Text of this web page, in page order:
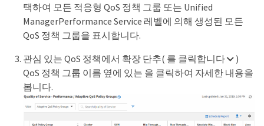
택하여 모든 적응형 QoS 정책 그룹 또는 Unified
ManagerPerformance Service 레벨에 의해 생성된 모든
QoS 정책 그룹을 표시합니다.
관심 있는 QoS 정책에서 확장 단추( 를 클릭합니다
)
QoS 정책 그룹 이름 옆에 있는 을 클릭하여 자세한 내용을
봅니다.